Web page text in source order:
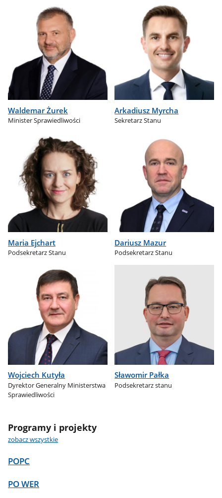
Waldemar Żurek
Minister Sprawiedliwości
Arkadiusz Myrcha
Sekretarz Stanu
Maria Ejchart
Podsekretarz Stanu
Dariusz Mazur
Podsekretarz Stanu
Wojciech Kutyła
Dyrektor Generalny Ministerstwa
Sprawiedliwości
Sławomir Pałka
Podsekretarz stanu
Programy i projekty
zobacz wszystkie
POPC
PO WER